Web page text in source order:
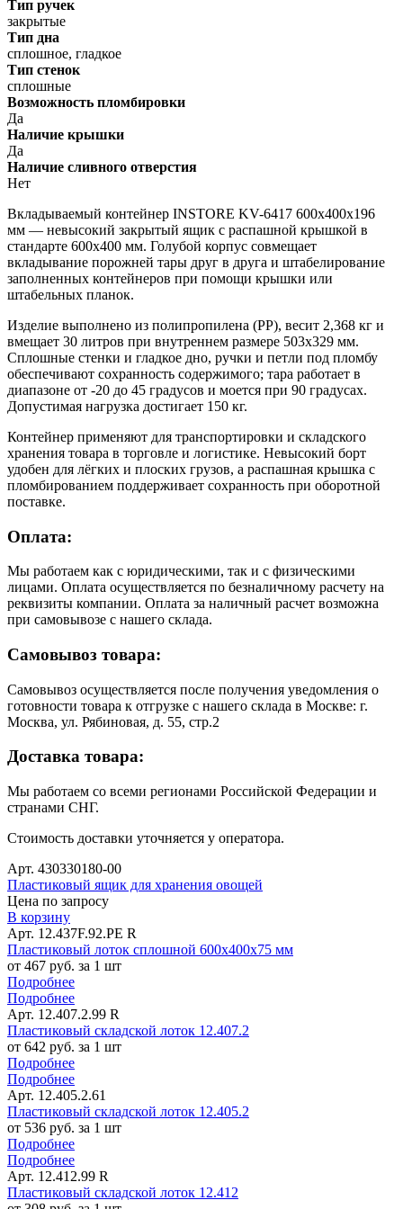
Тип ручек
закрытые
Тип дна
сплошное, гладкое
Тип стенок
сплошные
Возможность пломбировки
Да
Наличие крышки
Да
Наличие сливного отверстия
Нет
Вкладываемый контейнер INSTORE KV-6417 600х400х196
мм — невысокий закрытый ящик с распашной крышкой в
стандарте 600х400 мм. Голубой корпус совмещает
вкладывание порожней тары друг в друга и штабелирование
заполненных контейнеров при помощи крышки или
штабельных планок.
Изделие выполнено из полипропилена (РР), весит 2,368 кг и
вмещает 30 литров при внутреннем размере 503х329 мм.
Сплошные стенки и гладкое дно, ручки и петли под пломбу
обеспечивают сохранность содержимого; тара работает в
диапазоне от -20 до 45 градусов и моется при 90 градусах.
Допустимая нагрузка достигает 150 кг.
Контейнер применяют для транспортировки и складского
хранения товара в торговле и логистике. Невысокий борт
удобен для лёгких и плоских грузов, а распашная крышка с
пломбированием поддерживает сохранность при оборотной
поставке.
Оплата:
Мы работаем как с юридическими, так и с физическими
лицами. Оплата осуществляется по безналичному расчету на
реквизиты компании. Оплата за наличный расчет возможна
при самовывозе с нашего склада.
Самовывоз товара:
Самовывоз осуществляется после получения уведомления о
готовности товара к отгрузке с нашего склада в Москве: г.
Москва, ул. Рябиновая, д. 55, стр.2
Доставка товара:
Мы работаем со всеми регионами Российской Федерации и
странами СНГ.
Стоимость доставки уточняется у оператора.
Арт. 430330180-00
Пластиковый ящик для хранения овощей
Цена по запросу
В корзину
Арт. 12.437F.92.PE R
Пластиковый лоток сплошной 600х400х75 мм
от 467 руб. за 1 шт
Подробнее
Подробнее
Арт. 12.407.2.99 R
Пластиковый складской лоток 12.407.2
от 642 руб. за 1 шт
Подробнее
Подробнее
Арт. 12.405.2.61
Пластиковый складской лоток 12.405.2
от 536 руб. за 1 шт
Подробнее
Подробнее
Арт. 12.412.99 R
Пластиковый складской лоток 12.412